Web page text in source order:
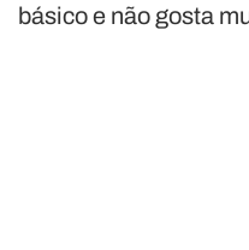
básico e não gosta